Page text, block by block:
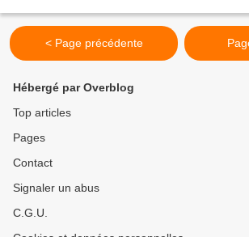
< Page précédente
Hébergé par Overblog
Top articles
Pages
Contact
Signaler un abus
C.G.U.